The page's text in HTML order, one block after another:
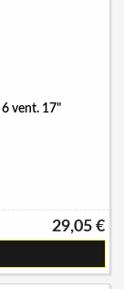
vent. 17"
29,05 €